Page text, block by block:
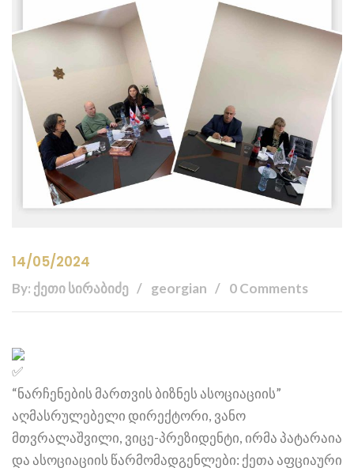
14/05/2024
By: ქეთი სირაბიძე georgian 0 Comments
“ნარჩენების მართვის ბიზნეს ასოციაციის”
აღმასრულებელი დირექტორი, ვანო
მთვრალაშვილი, ვიცე-პრეზიდენტი, ირმა პატარაია
და ასოციაციის წარმომადგენლები: ქეთა აფციაური